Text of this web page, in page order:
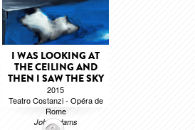
I WAS LOOKING AT
THE CEILING AND
THEN I SAW THE SKY
2015
Teatro Costanzi - Opéra de
Rome
John Adams